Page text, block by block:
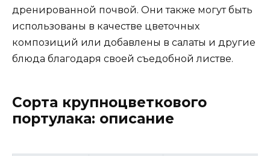
дренированной почвой. Они также могут быть
использованы в качестве цветочных
композиций или добавлены в салаты и другие
блюда благодаря своей съедобной листве.
Сорта крупноцветкового
портулака: описание